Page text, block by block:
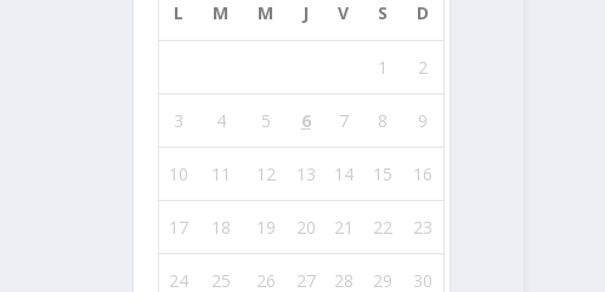
L M M J V S D
1 2
3 4 5 6 7 8 9
10 11 12 13 14 15 16
17 18 19 20 21 22 23
24 25 26 27 28 29 30